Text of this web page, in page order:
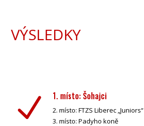
VÝSLEDKY
N 1. místo: Šohajci
2. místo: FTZS Liberec „Juniors“
3. místo: Padyho koně